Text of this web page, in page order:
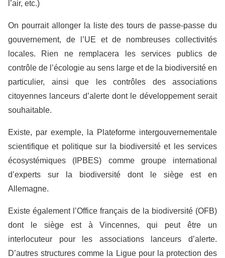
l’air, etc.)
On pourrait allonger la liste des tours de passe-passe du
gouvernement, de l’UE et de nombreuses collectivités
locales. Rien ne remplacera les services publics de
contrôle de l’écologie au sens large et de la biodiversité en
particulier, ainsi que les contrôles des associations
citoyennes lanceurs d’alerte dont le développement serait
souhaitable.
Existe, par exemple, la Plateforme intergouvernementale
scientifique et politique sur la biodiversité et les services
écosystémiques (IPBES) comme groupe international
d’experts sur la biodiversité dont le siège est en
Allemagne.
Existe également l’Office français de la biodiversité (OFB)
dont le siège est à Vincennes, qui peut être un
interlocuteur pour les associations lanceurs d’alerte.
D’autres structures comme la Ligue pour la protection des